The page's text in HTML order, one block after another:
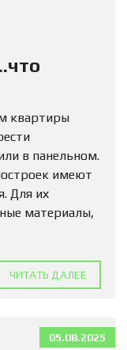
квартиры
в панельном.
имеют
Для их
материалы,
ЧИТАТЬ ДАЛЕЕ
05.08.2025